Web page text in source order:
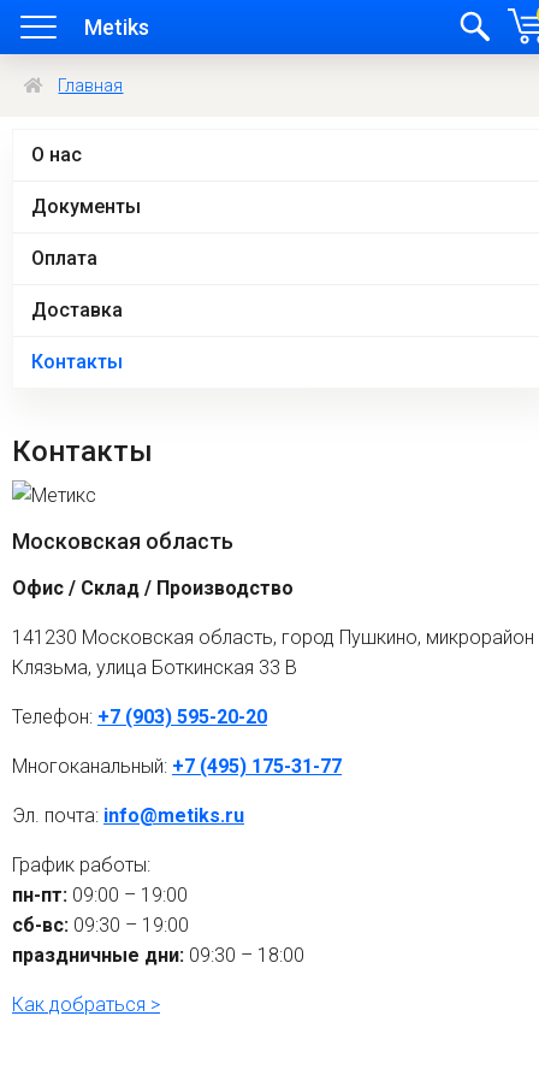
Metiks
Главная
О нас
Документы
Оплата
Доставка
Контакты
Контакты
Московская область
Офис / Склад / Производство
141230 Московская область, город Пушкино, микрорайон
Клязьма, улица Боткинская 33 В
Телефон: +7 (903) 595-20-20
Многоканальный: +7 (495) 175-31-77
Эл. почта: info@metiks.ru
График работы:
пн-пт: 09:00 – 19:00
сб-вс: 09:30 – 19:00
праздничные дни: 09:30 – 18:00
Как добраться >